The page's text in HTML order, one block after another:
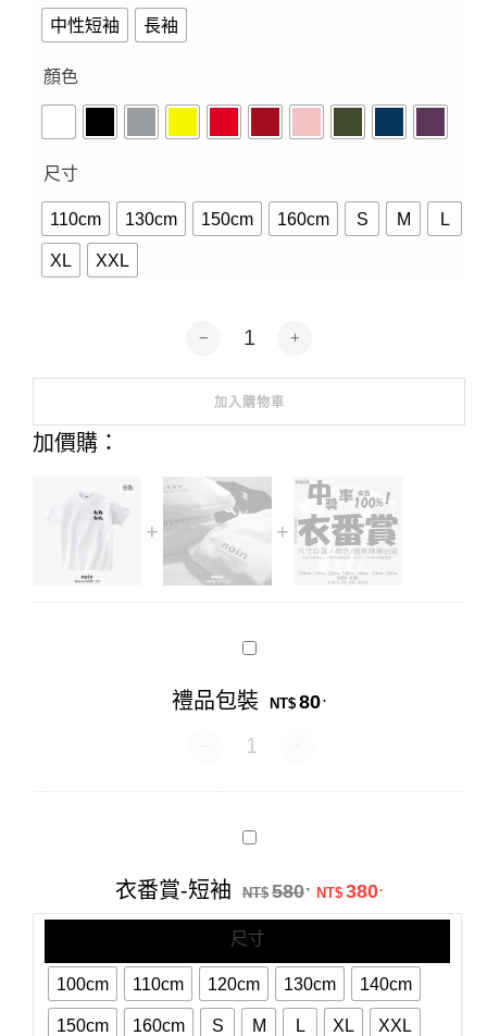
中性短袖 長袖
顏色
尺寸
110cm 130cm 150cm 160cm S M L
XL XXL
較難馴化-短袖.長袖10色 數量
加入購物車
Alternative:
加價購：
禮
裝
禮品包裝 NT$ 80.
禮品包裝 數量
衣
短
袖
衣番賞-短袖 NT$ 580. 原始價格：
NT$ 380.目前價格
尺寸
100cm 110cm 120cm 130cm 140cm
150cm 160cm S M L XL XXL